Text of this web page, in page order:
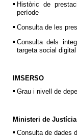
Històric de
període
Consulta de les
Consulta dels
targeta social digital
IMSERSO
Grau i nivell de
Ministeri de Justícia
Consulta de dades